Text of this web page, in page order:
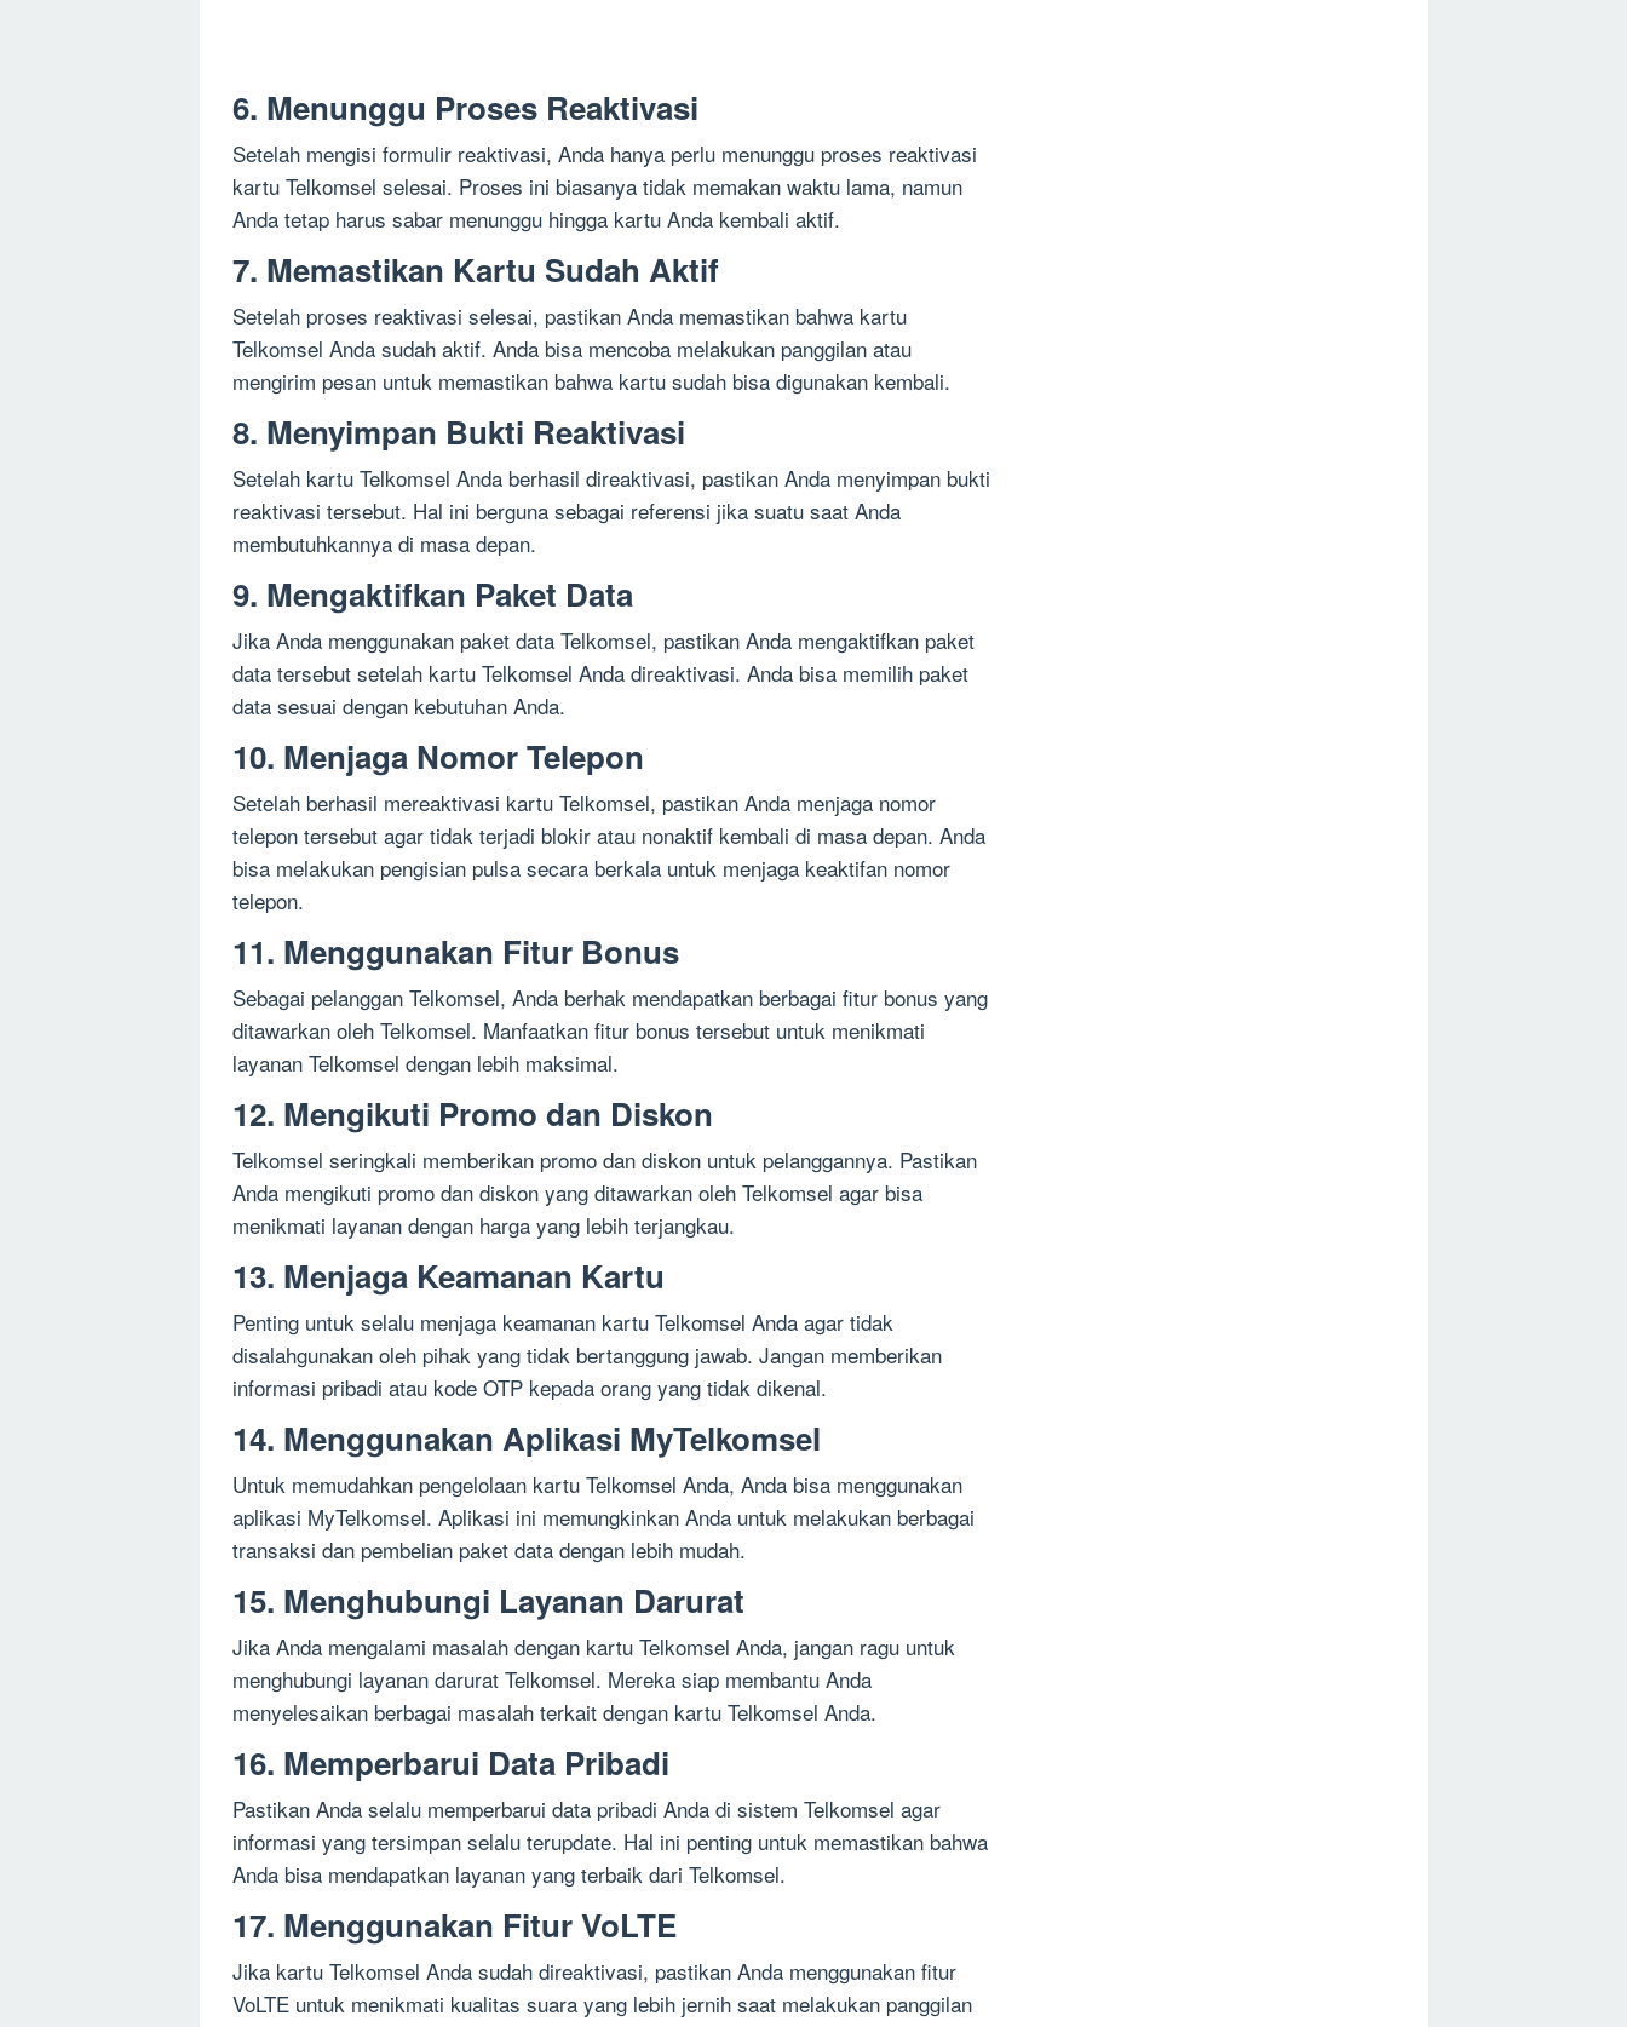
6. Menunggu Proses Reaktivasi
Setelah mengisi formulir reaktivasi, Anda hanya perlu menunggu proses reaktivasi
kartu Telkomsel selesai. Proses ini biasanya tidak memakan waktu lama, namun
Anda tetap harus sabar menunggu hingga kartu Anda kembali aktif.
7. Memastikan Kartu Sudah Aktif
Setelah proses reaktivasi selesai, pastikan Anda memastikan bahwa kartu
Telkomsel Anda sudah aktif. Anda bisa mencoba melakukan panggilan atau
mengirim pesan untuk memastikan bahwa kartu sudah bisa digunakan kembali.
8. Menyimpan Bukti Reaktivasi
Setelah kartu Telkomsel Anda berhasil direaktivasi, pastikan Anda menyimpan bukti
reaktivasi tersebut. Hal ini berguna sebagai referensi jika suatu saat Anda
membutuhkannya di masa depan.
9. Mengaktifkan Paket Data
Jika Anda menggunakan paket data Telkomsel, pastikan Anda mengaktifkan paket
data tersebut setelah kartu Telkomsel Anda direaktivasi. Anda bisa memilih paket
data sesuai dengan kebutuhan Anda.
10. Menjaga Nomor Telepon
Setelah berhasil mereaktivasi kartu Telkomsel, pastikan Anda menjaga nomor
telepon tersebut agar tidak terjadi blokir atau nonaktif kembali di masa depan. Anda
bisa melakukan pengisian pulsa secara berkala untuk menjaga keaktifan nomor
telepon.
11. Menggunakan Fitur Bonus
Sebagai pelanggan Telkomsel, Anda berhak mendapatkan berbagai fitur bonus yang
ditawarkan oleh Telkomsel. Manfaatkan fitur bonus tersebut untuk menikmati
layanan Telkomsel dengan lebih maksimal.
12. Mengikuti Promo dan Diskon
Telkomsel seringkali memberikan promo dan diskon untuk pelanggannya. Pastikan
Anda mengikuti promo dan diskon yang ditawarkan oleh Telkomsel agar bisa
menikmati layanan dengan harga yang lebih terjangkau.
13. Menjaga Keamanan Kartu
Penting untuk selalu menjaga keamanan kartu Telkomsel Anda agar tidak
disalahgunakan oleh pihak yang tidak bertanggung jawab. Jangan memberikan
informasi pribadi atau kode OTP kepada orang yang tidak dikenal.
14. Menggunakan Aplikasi MyTelkomsel
Untuk memudahkan pengelolaan kartu Telkomsel Anda, Anda bisa menggunakan
aplikasi MyTelkomsel. Aplikasi ini memungkinkan Anda untuk melakukan berbagai
transaksi dan pembelian paket data dengan lebih mudah.
15. Menghubungi Layanan Darurat
Jika Anda mengalami masalah dengan kartu Telkomsel Anda, jangan ragu untuk
menghubungi layanan darurat Telkomsel. Mereka siap membantu Anda
menyelesaikan berbagai masalah terkait dengan kartu Telkomsel Anda.
16. Memperbarui Data Pribadi
Pastikan Anda selalu memperbarui data pribadi Anda di sistem Telkomsel agar
informasi yang tersimpan selalu terupdate. Hal ini penting untuk memastikan bahwa
Anda bisa mendapatkan layanan yang terbaik dari Telkomsel.
17. Menggunakan Fitur VoLTE
Jika kartu Telkomsel Anda sudah direaktivasi, pastikan Anda menggunakan fitur
VoLTE untuk menikmati kualitas suara yang lebih jernih saat melakukan panggilan